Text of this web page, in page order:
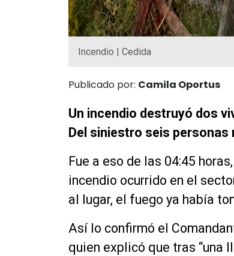
Incendio | Cedida
Publicado por: Camila Oportus
Un incendio destruyó dos
Del siniestro seis
Fue a eso de las 04:45
incendio ocurrido en el
al lugar, el fuego ya había
Así lo confirmó el
quien explicó que tras “una